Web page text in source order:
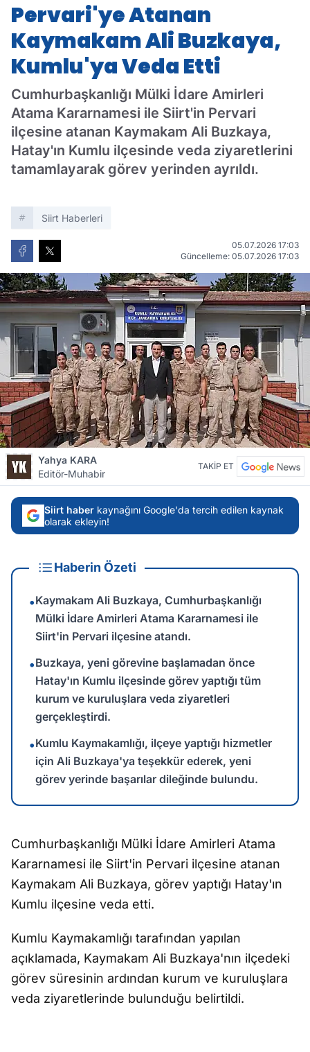
Pervari'ye Atanan
Kaymakam Ali Buzkaya,
Kumlu'ya Veda Etti
Cumhurbaşkanlığı Mülki İdare Amirleri
Atama Kararnamesi ile Siirt'in Pervari
ilçesine atanan Kaymakam Ali Buzkaya,
Hatay'ın Kumlu ilçesinde veda ziyaretlerini
tamamlayarak görev yerinden ayrıldı.
Siirt Haberleri
05.07.2026 17:03
Güncelleme: 05.07.2026 17:03
Yahya KARA
Editör-Muhabir
TAKİP ET
Siirt haber kaynağını Google'da tercih edilen kaynak
olarak ekleyin!
Haberin Özeti
•Kaymakam Ali Buzkaya, Cumhurbaşkanlığı
Mülki İdare Amirleri Atama Kararnamesi ile
Siirt'in Pervari ilçesine atandı.
•Buzkaya, yeni görevine başlamadan önce
Hatay'ın Kumlu ilçesinde görev yaptığı tüm
kurum ve kuruluşlara veda ziyaretleri
gerçekleştirdi.
•Kumlu Kaymakamlığı, ilçeye yaptığı hizmetler
için Ali Buzkaya'ya teşekkür ederek, yeni
görev yerinde başarılar dileğinde bulundu.
Cumhurbaşkanlığı Mülki İdare Amirleri Atama
Kararnamesi ile Siirt'in Pervari ilçesine atanan
Kaymakam Ali Buzkaya, görev yaptığı Hatay'ın
Kumlu ilçesine veda etti.
Kumlu Kaymakamlığı tarafından yapılan
açıklamada, Kaymakam Ali Buzkaya'nın ilçedeki
görev süresinin ardından kurum ve kuruluşlara
veda ziyaretlerinde bulunduğu belirtildi.